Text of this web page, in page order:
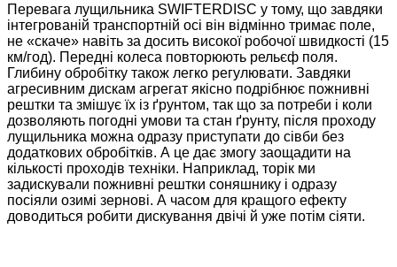
Перевага лущильника SWIFTERDISC у тому, що завдяки
інтегрованій транспортній осі він відмінно тримає поле,
не «скаче» навіть за досить високої робочої швидкості (15
км/год). Передні колеса повторюють рельєф поля.
Глибину обробітку також легко регулювати. Завдяки
агресивним дискам агрегат якісно подрібнює пожнивні
рештки та змішує їх із ґрунтом, так що за потреби і коли
дозволяють погодні умови та стан ґрунту, після проходу
лущильника можна одразу приступати до сівби без
додаткових обробітків. А це дає змогу заощадити на
кількості проходів техніки. Наприклад, торік ми
задискували пожнивні рештки соняшнику і одразу
посіяли озимі зернові. А часом для кращого ефекту
доводиться робити дискування двічі й уже потім сіяти.